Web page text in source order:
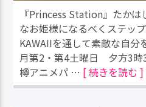
『Princess Station』たか
なお姫様になるべくステッ
KAWAIIを通して素敵な自
月第2・第4土曜日 夕方3
樽アニメパ … [ 続きを読む ]